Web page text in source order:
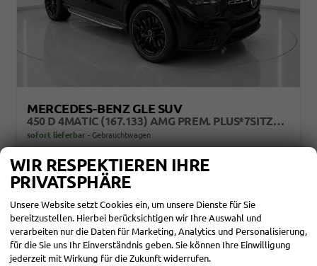
MERCEDES-BENZ GLE SUV
450 D 4MATIC (167.133) AMG PREM. PLUS*7SITZE*VOLL*140TEUR UPE*TOP
sofort lieferbar Gebrauchtwagen
Fahrzeugnr. 866178 Getriebe
Automatik
Kraftstoff
Diesel Außenfarbe
Leistung 270 kW (367 PS)
01.11.2025
103.190,– €
incl. 19% MwSt.
DETAILS
Verbrauch kombiniert:8,00 l/100km
CO -Emissionen:209,00 g/km
WIR RESPEKTIEREN IHRE
PRIVATSPHÄRE
Unsere Website setzt Cookies ein, um unsere Dienste für Sie
bereitzustellen. Hierbei berücksichtigen wir Ihre Auswahl und
verarbeiten nur die Daten für Marketing, Analytics und Personalisierung,
für die Sie uns Ihr Einverständnis geben. Sie können Ihre Einwilligung
jederzeit mit Wirkung für die Zukunft widerrufen.